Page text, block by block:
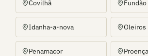
Covilhã Fundão
Idanha-a-nova Oleiros
Penamacor